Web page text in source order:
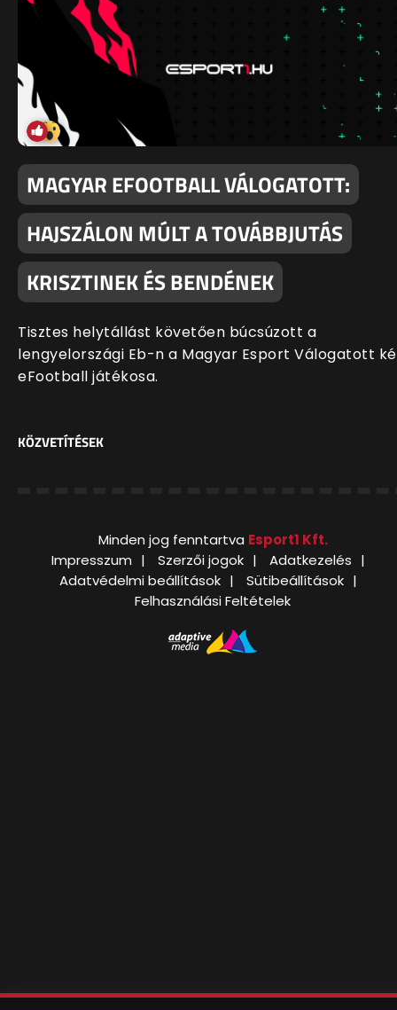
MAGYAR EFOOTBALL VÁLOGATOTT:
HAJSZÁLON MÚLT A TOVÁBBJUTÁS
KRISZTINEK ÉS BENDÉNEK
Tisztes helytállást követően búcsúzott a
lengyelországi Eb-n a Magyar Esport Válogatott
eFootball játékosa.
KÖZVETÍTÉSEK
Minden jog fenntartva Esport1 Kft.
Impresszum
Szerzői jogok
Adatkezelés
Adatvédelmi beállítások
Sütibeállítások
Felhasználási Feltételek